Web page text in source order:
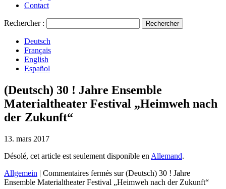
Contact
Rechercher :
Deutsch
Français
English
Español
(Deutsch) 30 ! Jahre Ensemble
Materialtheater Festival „Heimweh nach
der Zukunft“
13. mars 2017
Désolé, cet article est seulement disponible en Allemand.
Allgemein | Commentaires fermés sur (Deutsch) 30 ! Jahre
Ensemble Materialtheater Festival „Heimweh nach der Zukunft“